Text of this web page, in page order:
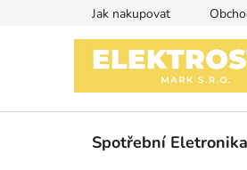
Jak nakupovat
Spotřební Eletronika